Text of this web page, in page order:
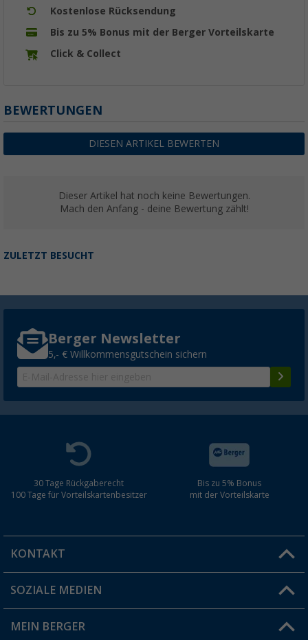
Kostenlose Rücksendung
Bis zu 5% Bonus mit der Berger Vorteilskarte
Click & Collect
BEWERTUNGEN
DIESEN ARTIKEL BEWERTEN
Dieser Artikel hat noch keine Bewertungen.
Mach den Anfang - deine Bewertung zählt!
ZULETZT BESUCHT
Berger Newsletter
5,- € Willkommensgutschein sichern
30 Tage Rückgaberecht
100 Tage für Vorteilskartenbesitzer
Bis zu 5% Bonus
mit der Vorteilskarte
KONTAKT
Du hast eine Frage?
Filiale finden
SOZIALE MEDIEN
MEIN BERGER